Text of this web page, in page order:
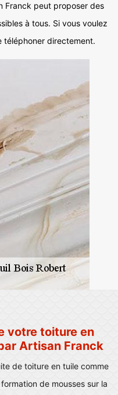
Franck peut proposer des
à tous. Si vous voulez
téléphoner directement.
votre toiture en
Artisan Franck
de toiture en tuile comme
de mousses sur la